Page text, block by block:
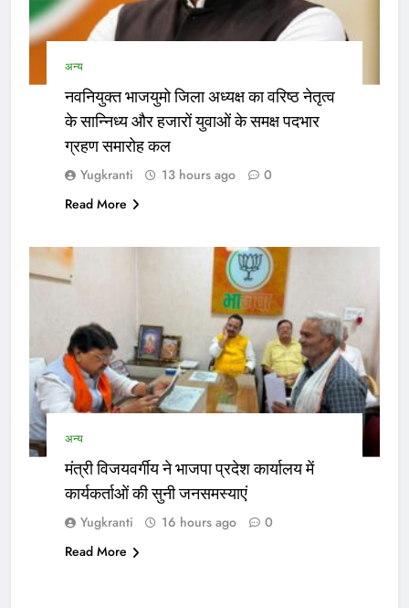
अन्य
नवनियुक्त भाजयुमो जिला अध्यक्ष का वरिष्ठ नेतृत्व
के सान्निध्य और हजारों युवाओं के समक्ष पदभार
ग्रहण समारोह कल
Yugkranti 13 hours ago
0
Read More
अन्य
मंत्री विजयवर्गीय ने भाजपा प्रदेश कार्यालय में
कार्यकर्ताओं की सुनी जनसमस्याएं
Yugkranti 16 hours ago
0
Read More